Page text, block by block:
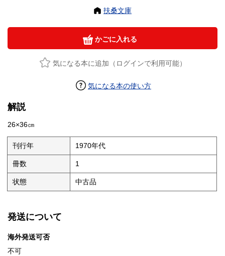
扶桑文庫
かごに入れる
気になる本に追加（ログインで利用可能）
気になる本の使い方
解説
26×36㎝
刊行年 1970年代
冊数 1
状態 中古品
発送について
海外発送可否
不可